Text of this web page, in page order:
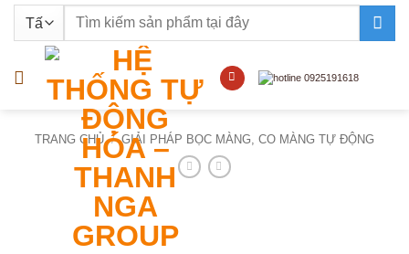
nội
Tìm
TRANG CHỦ / GIẢI PHÁP BỌC MÀNG, CO MÀNG TỰ ĐỘNG